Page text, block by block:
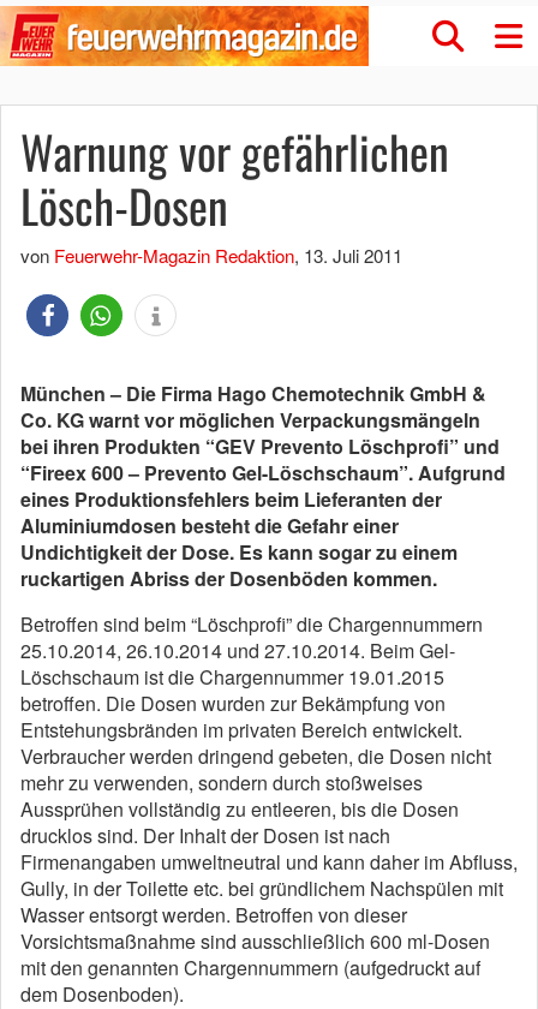
Warnung vor gefährlichen
Lösch-Dosen
von Feuerwehr-Magazin Redaktion, 13. Juli 2011
München – Die Firma Hago Chemotechnik GmbH &
Co. KG warnt vor möglichen Verpackungsmängeln
bei ihren Produkten “GEV Prevento Löschprofi” und
“Fireex 600 – Prevento Gel-Löschschaum”. Aufgrund
eines Produktionsfehlers beim Lieferanten der
Aluminiumdosen besteht die Gefahr einer
Undichtigkeit der Dose. Es kann sogar zu einem
ruckartigen Abriss der Dosenböden kommen.
Betroffen sind beim “Löschprofi” die Chargennummern
25.10.2014, 26.10.2014 und 27.10.2014. Beim Gel-
Löschschaum ist die Chargennummer 19.01.2015
betroffen. Die Dosen wurden zur Bekämpfung von
Entstehungsbränden im privaten Bereich entwickelt.
Verbraucher werden dringend gebeten, die Dosen nicht
mehr zu verwenden, sondern durch stoßweises
Aussprühen vollständig zu entleeren, bis die Dosen
drucklos sind. Der Inhalt der Dosen ist nach
Firmenangaben umweltneutral und kann daher im Abfluss,
Gully, in der Toilette etc. bei gründlichem Nachspülen mit
Wasser entsorgt werden. Betroffen von dieser
Vorsichtsmaßnahme sind ausschließlich 600 ml-Dosen
mit den genannten Chargennummern (aufgedruckt auf
dem Dosenboden).